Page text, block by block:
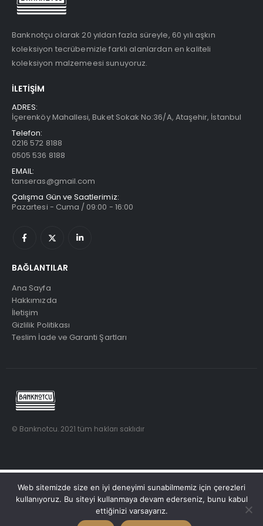
Banknotçu olarak 20 yıldan fazla süreyle, 60 yılı aşkın
koleksiyon tecrübemizle farklı alanlardan en kaliteli
koleksiyon malzemeesi sunuyoruz.
İLETIŞIM
ADRES:
İçerenköy Mahallesi, Buket Sokak No:36/A, Ataşehir, İstanbul
Telefon:
0216 572 8188
0505 536 8188
EMAIL:
tanseras@gmail.com
Çalışma Gün ve Saatlerimiz:
Pazartesi - Cuma / 09:00 - 16:00
BAĞLANTILAR
Ana Sayfa
Hakkımızda
İletişim
Gizlilik Politikası
Teslim İade ve Garanti Şartları
© Banknotcu. 2021 tüm hakları saklıdır
Türkçe English(İngilizce
Web sitemizde size en iyi deneyimi sunabilmemiz için çerezleri
kullanıyoruz. Bu siteyi kullanmaya devam ederseniz, bunu kabul
ettiğinizi varsayarız.